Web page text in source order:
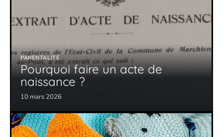
PARENTALITÉ
Pourquoi faire un acte de
naissance ?
10 mars 2026